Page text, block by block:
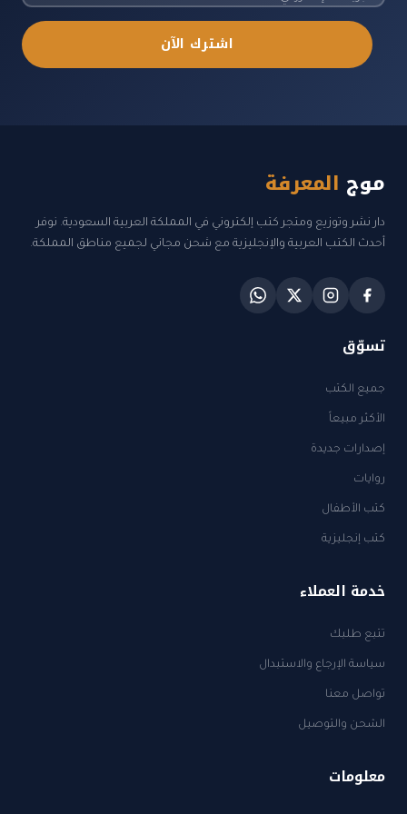
اشترك الآن
موج المعرفة
دار نشر وتوزيع ومتجر كتب إلكتروني في المملكة العربية السعودية. نوفر
أحدث الكتب العربية والإنجليزية مع شحن مجاني لجميع مناطق المملكة.
تسوّق
جميع الكتب
الأكثر مبيعاً
إصدارات جديدة
روايات
كتب الأطفال
كتب إنجليزية
خدمة العملاء
تتبع طلبك
سياسة الإرجاع والاستبدال
تواصل معنا
الشحن والتوصيل
معلومات